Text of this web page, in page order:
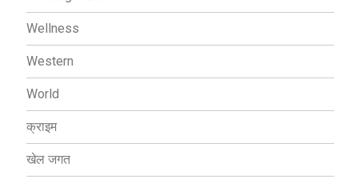
Wellness
Western
World
क्राइम
खेल जगत